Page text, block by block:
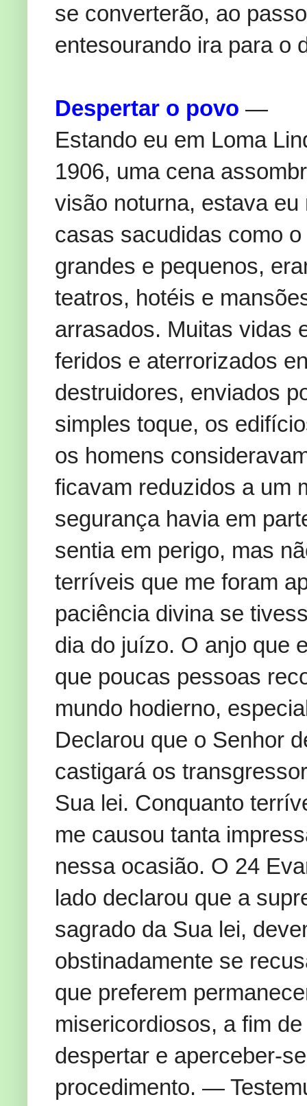
se converterão, ao
entesourando ira para
Despertar o povo —
Estando eu em Loma
1906, uma cena
visão noturna, estava
casas sacudidas como
grandes e pequenos,
teatros, hotéis e
arrasados. Muitas vidas
feridos e aterrorizados
destruidores, enviados
simples toque, os
os homens
ficavam reduzidos a um
segurança havia em
sentia em perigo, mas
terríveis que me foram
paciência divina se
dia do juízo. O anjo que
que poucas pessoas
mundo hodierno,
Declarou que o Senhor
castigará os
Sua lei. Conquanto
me causou tanta
nessa ocasião. O 24
lado declarou que a
sagrado da Sua lei,
obstinadamente se
que preferem
misericordiosos, a fim
despertar e aperceber-
procedimento. —